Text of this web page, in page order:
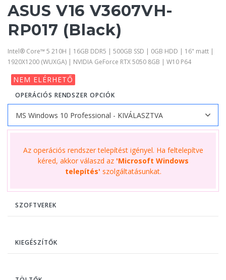
ASUS V16 V3607VH-
RP017 (Black)
Intel® Core™ 5 210H | 16GB DDR5 | 500GB SSD | 0GB HDD | 16" matt |
1920X1200 (WUXGA) | NVIDIA GeForce RTX 5050 8GB | W10 P64
NEM ELÉRHETŐ
OPERÁCIÓS RENDSZER OPCIÓK
Az operációs rendszer telepítést igényel. Ha feltelepítve
kéred, akkor válaszd az 'Microsoft Windows
telepítés' szolgáltatásunkat.
SZOFTVEREK
KIEGÉSZÍTŐK